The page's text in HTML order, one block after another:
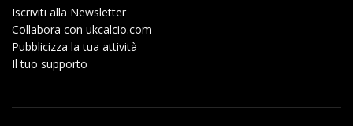
Iscriviti alla Newsletter
Collabora con ukcalcio.com
Pubblicizza la tua attività
Il tuo supporto